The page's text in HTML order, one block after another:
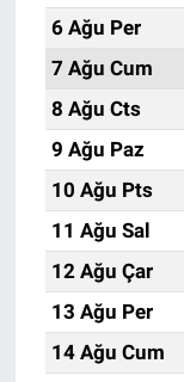
6 Ağu Per
7 Ağu Cum
8 Ağu Cts
9 Ağu Paz
10 Ağu Pts
11 Ağu Sal
12 Ağu Çar
13 Ağu Per
14 Ağu Cum